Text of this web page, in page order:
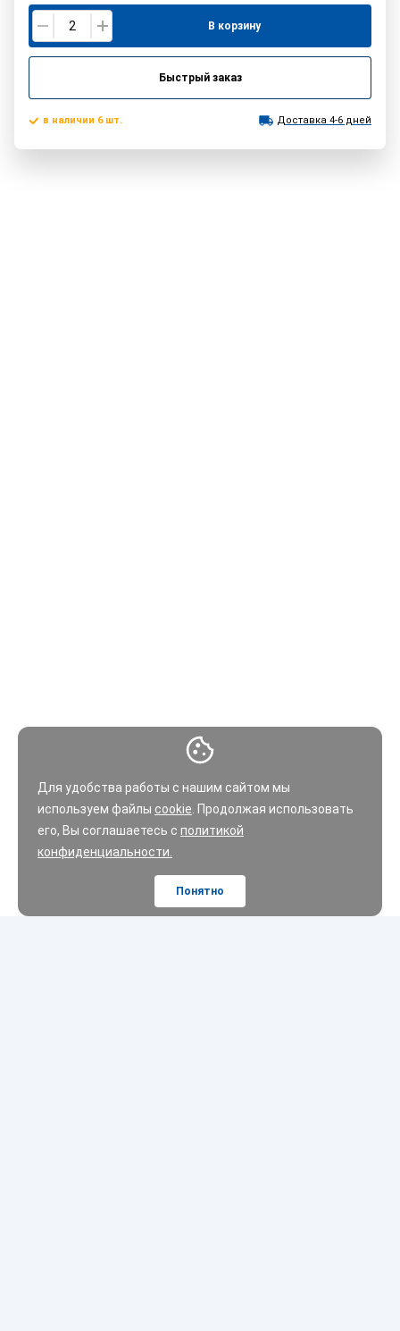
Для удобства работы с нашим сайтом мы
используем файлы cookie . Продолжая использовать
его, Вы соглашаетесь с политикой
конфиденциальности.
Понятно
В корзину
Быстрый заказ
в наличии 6 шт. Доставка 4-6 дней